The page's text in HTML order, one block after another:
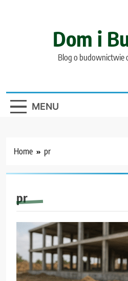
Dom i
Blog o budownictwie
MENU
Home pr
pr